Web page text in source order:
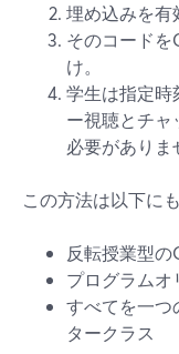
埋め込みを有
そのコード
け。
学生は指定時
ー視聴とチ
必要がありま
この方法は以下に
反転授業型
プログラム
すべてを一つ
タークラス